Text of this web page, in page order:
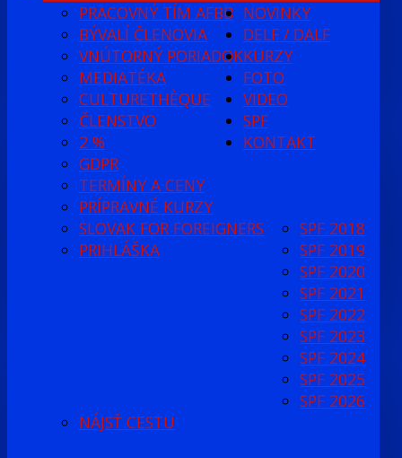
PRACOVNÝ TÍM AFBB
BÝVALÍ ČLENOVIA
VNÚTORNÝ PORIADOK
MEDIATÉKA
CULTURETHÈQUE
ČLENSTVO
2 %
GDPR
NOVINKY
DELF / DALF
TERMÍNY A CENY
PRÍPRAVNÉ KURZY
KURZY
SLOVAK FOR FOREIGNERS
PRIHLÁŠKA
FOTO
VIDEO
SPF
SPF 2018
SPF 2019
SPF 2020
SPF 2021
SPF 2022
SPF 2023
SPF 2024
SPF 2025
SPF 2026
KONTAKT
NÁJSŤ CESTU